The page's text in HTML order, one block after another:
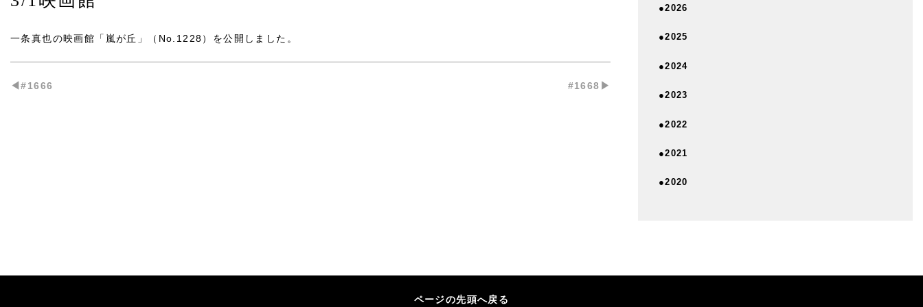
一条真也の映画館「嵐が丘」（No.1228） を公開しました。
◀︎#1666 #1668▶︎
●2026
●2025
●2024
●2023
●2022
●2021
●2020
ページの先頭へ戻る